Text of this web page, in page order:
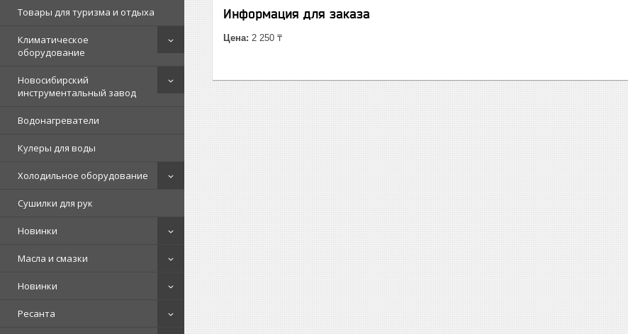
Товары для туризма и отдыха
Климатическое
оборудование
Новосибирский
инструментальный завод
Водонагреватели
Кулеры для воды
Холодильное оборудование
Сушилки для рук
Новинки
Масла и смазки
Новинки
Ресанта
Информация для заказа
Цена: 2 250 ₸